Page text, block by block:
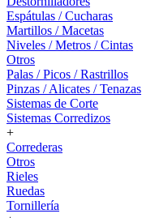
Espátulas / Cucharas
Martillos / Macetas
Niveles / Metros / Cintas
Otros
Palas / Picos / Rastrillos
Pinzas / Alicates / Tenazas
Sistemas de Corte
Sistemas Corredizos
+
Correderas
Otros
Rieles
Ruedas
Tornillería